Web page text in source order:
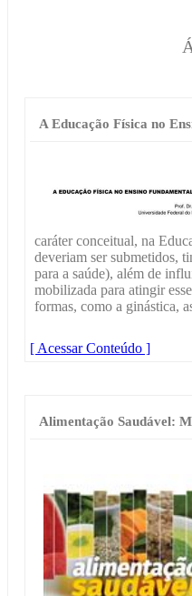
A Educação Física no
caráter conceitual, na
deveriam ser submetidos,
para a saúde), além de
mobilizada para atingir
formas, como a ginástica,
[ Acessar Conteúdo ]
Alimentação Saudável: